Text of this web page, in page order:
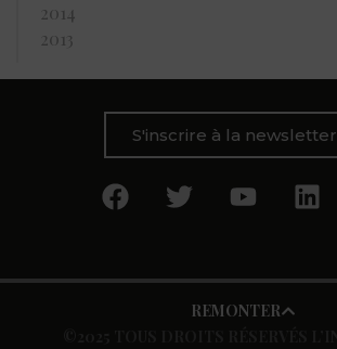
2014
2013
S'inscrire à la newsletter
REMONTER